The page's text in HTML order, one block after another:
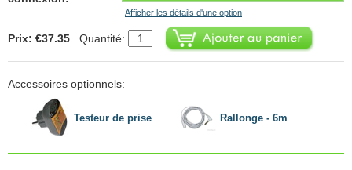
Afficher les détails d'une option
Prix: €37.35 Quantité:
Accessoires optionnels:
Testeur de prise Rallonge - 6m